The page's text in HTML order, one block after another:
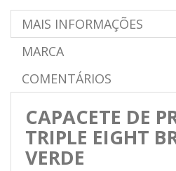
MAIS INFORMAÇÕES
MARCA
COMENTÁRIOS
CAPACETE DE
TRIPLE EIGHT
VERDE